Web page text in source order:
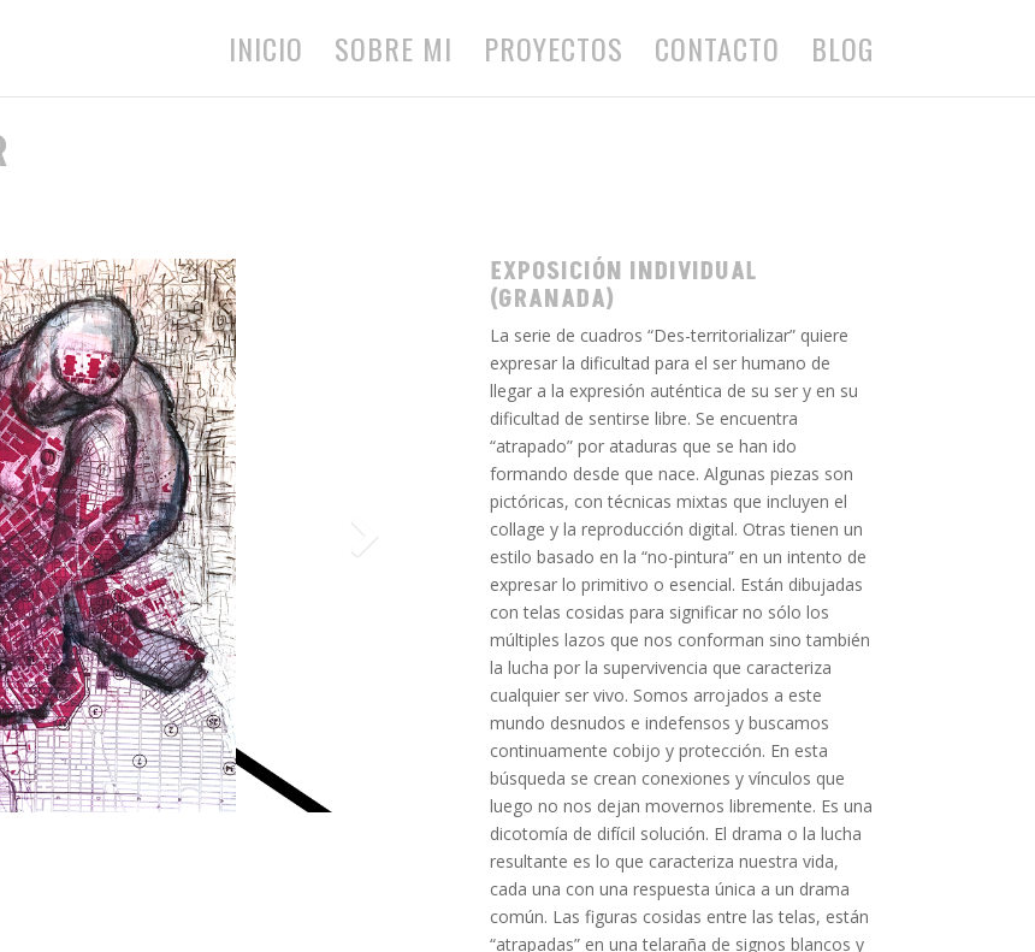
INICIO SOBRE MI PROYECTOS CONTACTO BLOG
EXPOSICIÓN INDIVIDUAL
(GRANADA)
La serie de cuadros “Des-territorializar” quiere
expresar la dificultad para el ser humano de
llegar a la expresión auténtica de su ser y en su
dificultad de sentirse libre. Se encuentra
“atrapado” por ataduras que se han ido
formando desde que nace. Algunas piezas son
pictóricas, con técnicas mixtas que incluyen el
collage y la reproducción digital. Otras tienen un
estilo basado en la “no-pintura” en un intento de
expresar lo primitivo o esencial. Están dibujadas
con telas cosidas para significar no sólo los
múltiples lazos que nos conforman sino también
la lucha por la supervivencia que caracteriza
cualquier ser vivo. Somos arrojados a este
mundo desnudos e indefensos y buscamos
continuamente cobijo y protección. En esta
búsqueda se crean conexiones y vínculos que
luego no nos dejan movernos libremente. Es una
dicotomía de difícil solución. El drama o la lucha
resultante es lo que caracteriza nuestra vida,
cada una con una respuesta única a un drama
común. Las figuras cosidas entre las telas, están
“atrapadas” en una telaraña de signos blancos y